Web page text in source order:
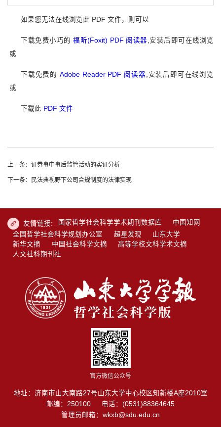
如果您无法在线浏览此 PDF 文件，则可以
下载免费小巧的 福昕(Foxit) PDF 阅读器 ,安装后即可在线浏览
或
下载免费的 Adobe Reader PDF 阅读器 ,安装后即可在线浏览
或
下载此 PDF 文件
上一条：证券事中事后监管活动的实证分析
下一条：民法典视野下公司合规制度的法律实现
友情链接: 国家哲学社会科学学术期刊数据库
中国知网
全国哲学社会科学规划办公室
超星发现
山东大学
新华文摘
中国社会科学文摘
高等学校文科学术文摘
人文社科期刊社
地址：济南市山大南路27号山东大学中心校区知新楼A座2010室
邮编：250100
电话：(0531)88364645
管理员邮箱：wkxb@sdu.edu.cn
官方微信公众号